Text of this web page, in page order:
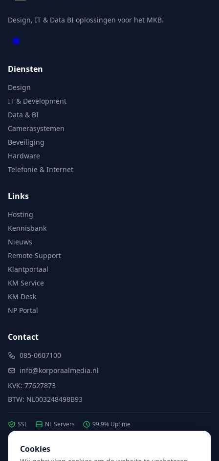
Design, IT & Data BI oplossingen voor het MKB.
Diensten
Design
IT & Development
Data & BI
Camerasystemen
Beveiliging
Hardware
Telefonie & Internet
Links
Hosting
Kennisbank
Nieuws
Remote Support
Klantportaal
KM Service
KM Desk
NP Portal
Contact
085-0607100
info@korporaalmedia.nl
KVK: 77627873
BTW: NL003248498B93
SSL NL Servers 99.9% Uptime
Cookies